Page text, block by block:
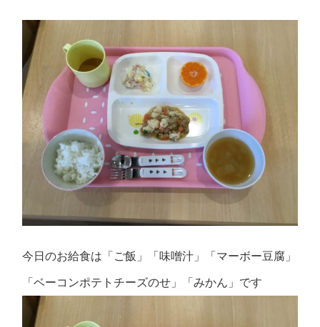
今日のお給食は「ご飯」「味噌汁」「マーボー豆腐」
「ベーコンポテトチーズのせ」「みかん」です